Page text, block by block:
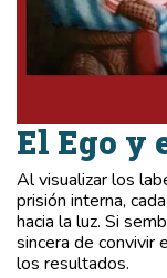
El Ego y
Al visualizar los
prisión interna,
hacia la luz. Si
sincera de convivir
los resultados.